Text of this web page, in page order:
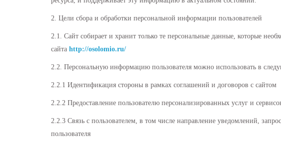
2. Цели сбора и обработки персональной информации пользователей
2.1. Сайт собирает и хранит только те персональные данные, которые
сайта http://osolomio.ru/
2.2. Персональную информацию пользователя можно использовать в
2.2.1 Идентификация стороны в рамках соглашений и договоров с сайтом
2.2.2 Предоставление пользователю персонализированных услуг и
2.2.3 Связь с пользователем, в том числе направление уведомлений,
пользователя